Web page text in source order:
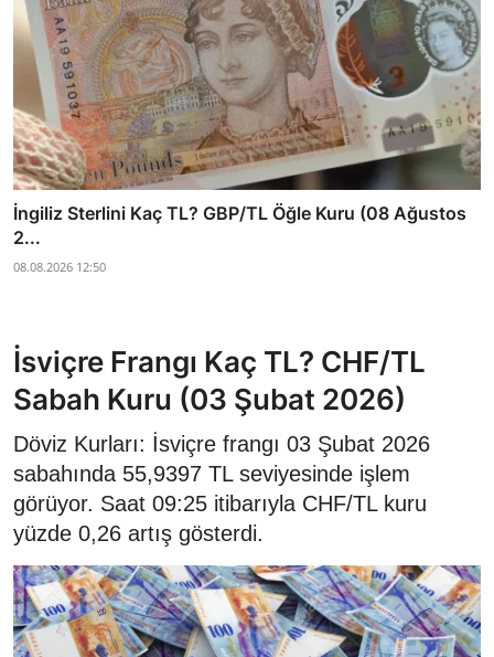
İngiliz Sterlini Kaç TL? GBP/TL Öğle Kuru (08 Ağustos
2...
08.08.2026 12:50
İsviçre Frangı Kaç TL? CHF/TL
Sabah Kuru (03 Şubat 2026)
Döviz Kurları: İsviçre frangı 03 Şubat 2026
sabahında 55,9397 TL seviyesinde işlem
görüyor. Saat 09:25 itibarıyla CHF/TL kuru
yüzde 0,26 artış gösterdi.